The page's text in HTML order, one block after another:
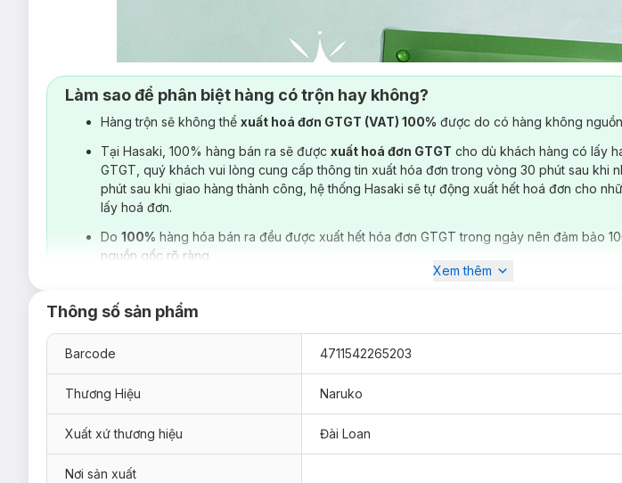
Làm sao để phân biệt hàng có trộn hay không?
Hàng trộn sẽ không thể xuất hoá đơn GTGT (VAT) 100% được do có hàng không
Tại Hasaki, 100% hàng bán ra sẽ được xuất hoá đơn GTGT cho dù khách hàng có lấy
GTGT, quý khách vui lòng cung cấp thông tin xuất hóa đơn trong vòng 30 phút sau khi
phút sau khi giao hàng thành công, hệ thống Hasaki sẽ tự động xuất hết hoá đơn cho
lấy hoá đơn.
Do 100% hàng hóa bán ra đều được xuất hết hóa đơn GTGT trong ngày nên đảm bảo
nguồn gốc rõ ràng.
Xem thêm
Thông số sản phẩm
Barcode 4711542265203
Thương Hiệu Naruko
Xuất xứ thương hiệu Đài Loan
Nơi sản xuất